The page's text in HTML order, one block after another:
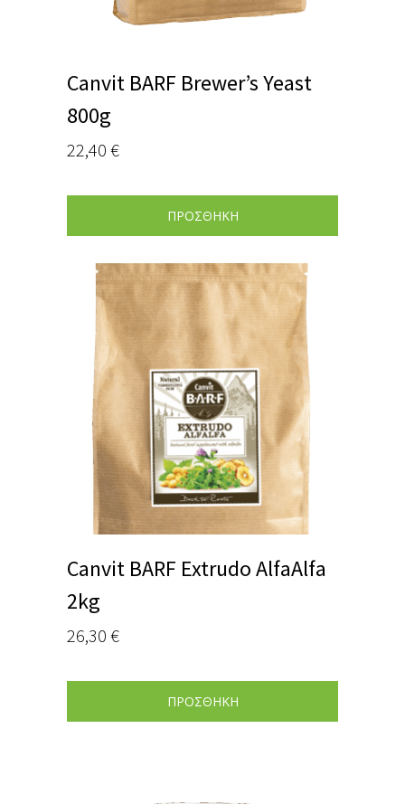
Canvit BARF Brewer’s Yeast
800g
22,40 €
ΠΡΟΣΘΗΚΗ
Canvit BARF Extrudo AlfaAlfa
2kg
26,30 €
ΠΡΟΣΘΗΚΗ